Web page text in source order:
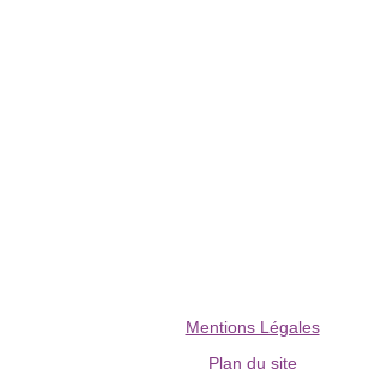
Mentions Légales
Plan du site